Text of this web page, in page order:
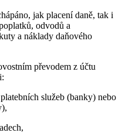
jak placení daně, tak i
odvodů a
a náklady daňového
převodem z účtu
služeb (banky) nebo